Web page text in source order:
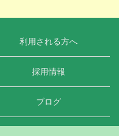
利用される方へ
採用情報
ブログ